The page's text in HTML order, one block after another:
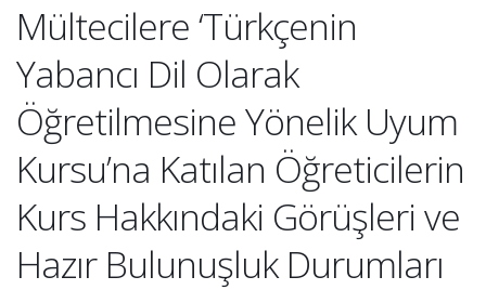
Mültecilere ‘Türkçenin
Yabancı Dil Olarak
Öğretilmesine Yönelik Uyum
Kursu’na Katılan Öğreticilerin
Kurs Hakkındaki Görüşleri ve
Hazır Bulunuşluk Durumları